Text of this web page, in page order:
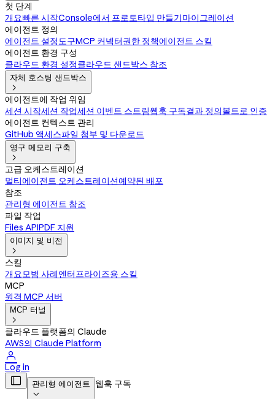
첫 단계
개요빠른 시작Console에서 프로토타입 만들기마이그레이션
에이전트 정의
에이전트 설정도구MCP 커넥터권한 정책에이전트 스킬
에이전트 환경 구성
클라우드 환경 설정클라우드 샌드박스 참조
자체 호스팅 샌드박스

에이전트에 작업 위임
세션 시작세션 작업세션 이벤트 스트림웹훅 구독결과 정의볼트로 인증
에이전트 컨텍스트 관리
GitHub 액세스파일 첨부 및 다운로드
영구 메모리 구축

고급 오케스트레이션
멀티에이전트 오케스트레이션예약된 배포
참조
관리형 에이전트 참조
파일 작업
Files APIPDF 지원
이미지 및 비전

스킬
개요모범 사례엔터프라이즈용 스킬
MCP
원격 MCP 서버
MCP 터널

클라우드 플랫폼의 Claude
AWS의 Claude Platform

Log in
 관리형 에이전트

웹훅 구독